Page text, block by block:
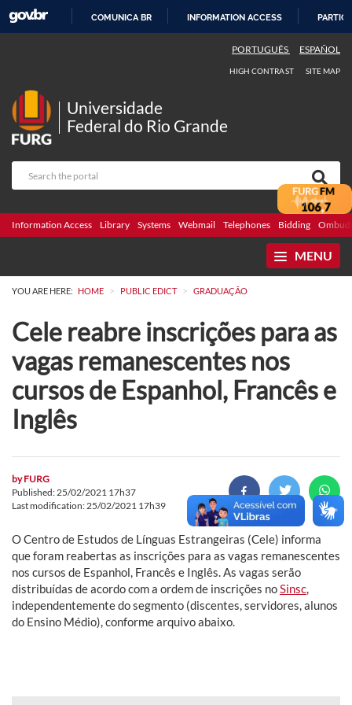
COMUNICA BR INFORMATION ACCESS
PORTUGUÊS ESPAÑOL
HIGH CONTRAST SITE MAP
Universidade
Federal do Rio Grande
Information Access Library Systems Webmail Telephones Bidding
MENU
YOU ARE HERE: HOME > PUBLIC EDICT > GRADUAÇÃO
Cele reabre inscrições para as
vagas remanescentes nos
cursos de Espanhol, Francês e
Inglês
byFURG
Published: 25/02/2021 17h37
Last modification: 25/02/2021 17h39
O Centro de Estudos de Línguas Estrangeiras (Cele) informa
que foram reabertas as inscrições para as vagas remanescentes
nos cursos de Espanhol, Francês e Inglês. As vagas serão
distribuídas de acordo com a ordem de inscrições no Sinsc
independentemente do segmento (discentes, servidores, alunos
do Ensino Médio), conforme arquivo abaixo.